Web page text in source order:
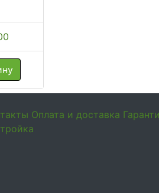
Оплата и доставка